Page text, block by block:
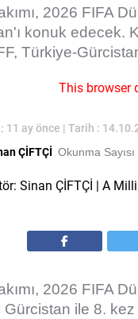
2026 FIFA
konuk edecek.
Türkiye-
This browser
11 ay önce | Tarih :
ÇİFTÇİ Okunma Sayısı
2026 FIFA
ile 8. kez